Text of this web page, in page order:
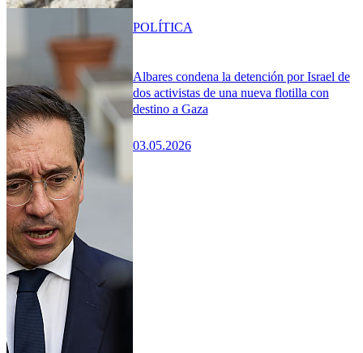
Albares condena la detención por Israel de
dos activistas de una nueva flotilla con
destino a Gaza
03.05.2026
POLÍTICA